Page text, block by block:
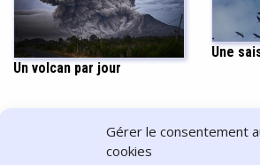
Gérer le consentement
cookies
Un volcan par jour
Une
PARTAGER CET ARTICLE